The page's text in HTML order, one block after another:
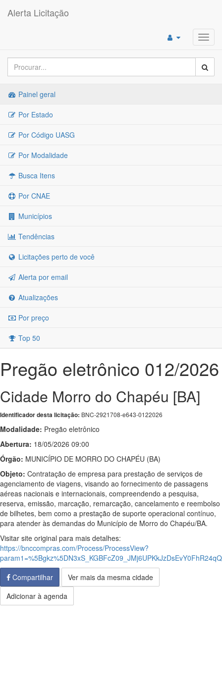
Alerta Licitação
Painel geral
Por Estado
Por Código UASG
Por Modalidade
Busca Itens
Por CNAE
Municípios
Tendências
Licitações perto de você
Alerta por email
Atualizações
Por preço
Top 50
Pregão eletrônico 012/2026
Cidade Morro do Chapéu [BA]
Identificador desta licitação: BNC-2921708-e643-0122026
Modalidade: Pregão eletrônico
Abertura: 18/05/2026 09:00
Órgão: MUNICÍPIO DE MORRO DO CHAPÉU (BA)
Objeto: Contratação de empresa para prestação de serviços de
agenciamento de viagens, visando ao fornecimento de passagens
aéreas nacionais e internacionais, compreendendo a pesquisa,
reserva, emissão, marcação, remarcação, cancelamento e reembolso
de bilhetes, bem como a prestação de suporte operacional contínuo,
para atender às demandas do Município de Morro do Chapéu/BA.
Visitar site original para mais detalhes:
https://bnccompras.com/Process/ProcessView?
Compartilhar
Ver mais da mesma cidade
Adicionar à agenda